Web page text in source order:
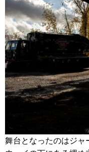
舞台となったのはジャ